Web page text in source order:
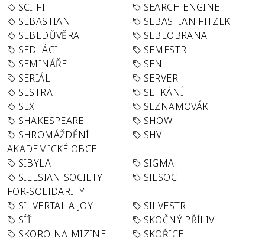
SCI-FI
SEARCH ENGINE
SEBASTIAN
SEBASTIAN FITZEK
SEBEDŮVĚRA
SEBEOBRANA
SEDLÁCI
SEMESTR
SEMINÁŘE
SEN
SERIÁL
SERVER
SESTRA
SETKÁNÍ
SEX
SEZNAMOVÁK
SHAKESPEARE
SHOW
SHROMÁŽDĚNÍ
AKADEMICKÉ OBCE
SHV
SIBYLA
SIGMA
SILESIAN-SOCIETY-
FOR-SOLIDARITY
SILSOC
SILVERTAL A JOY
SILVESTR
SÍŤ
SKOČNÝ PŘÍLIV
SKORO-NA-MIZINE
SKOŘICE